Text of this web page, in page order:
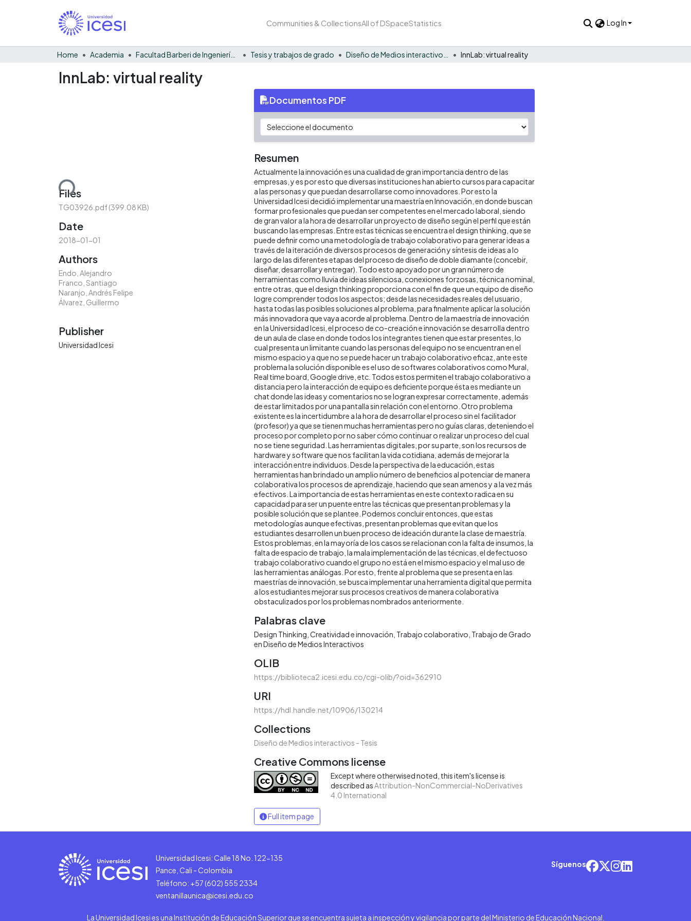
Communities & CollectionsAll of DSpaceStatistics Log In
Home Academia Facultad Barberi de Ingeniería, Diseño y Ciencias Aplicadas Tesis y trabajos de grado InnLab: virtual reality
InnLab: virtual reality
Loading...
Files
TG03926.pdf(399.08 KB)
Date
2018-01-01
Authors
Endo, Alejandro
Franco, Santiago
Naranjo, Andrés Felipe
Álvarez, Guillermo
Publisher
Universidad Icesi
Documentos PDF
Resumen
Actualmente la innovación es una cualidad de gran importancia dentro de las
empresas, y es por esto que diversas instituciones han abierto cursos para capacitar
a las personas y que puedan desarrollarse como innovadores. Por esto la
Universidad Icesi decidió implementar una maestría en Innovación, en donde buscan
formar profesionales que puedan ser competentes en el mercado laboral, siendo
de gran valor a la hora de desarrollar un proyecto de diseño según el perfil que están
buscando las empresas. Entre estas técnicas se encuentra el design thinking, que se
puede definir como una metodología de trabajo colaborativo para generar ideas a
través de la iteración de diversos procesos de generación y síntesis de ideas a lo
largo de las diferentes etapas del proceso de diseño de doble diamante (concebir,
diseñar, desarrollar y entregar). Todo esto apoyado por un gran número de
herramientas como lluvia de ideas silenciosa, conexiones forzosas, técnica nominal,
entre otras, que el design thinking proporciona con el fin de que un equipo de diseño
logre comprender todos los aspectos; desde las necesidades reales del usuario,
hasta todas las posibles soluciones al problema, para finalmente aplicar la solución
más innovadora que vaya acorde al problema. Dentro de la maestría de innovación
en la Universidad Icesi, el proceso de co-creación e innovación se desarrolla dentro
de un aula de clase en donde todos los integrantes tienen que estar presentes, lo
cual presenta un limitante cuando las personas del equipo no se encuentran en el
mismo espacio ya que no se puede hacer un trabajo colaborativo eficaz, ante este
problema la solución disponible es el uso de softwares colaborativos como Mural,
Real time board, Google drive, etc. Todos estos permiten el trabajo colaborativo a
distancia pero la interacción de equipo es deficiente porque ésta es mediante un
chat donde las ideas y comentarios no se logran expresar correctamente, además
de estar limitados por una pantalla sin relación con el entorno. Otro problema
existente es la incertidumbre a la hora de desarrollar el proceso sin el facilitador
(profesor) ya que se tienen muchas herramientas pero no guías claras, deteniendo el
proceso por completo por no saber cómo continuar o realizar un proceso del cual
no se tiene seguridad. Las herramientas digitales, por su parte, son los recursos de
hardware y software que nos facilitan la vida cotidiana, además de mejorar la
interacción entre individuos. Desde la perspectiva de la educación, estas
herramientas han brindado un amplio número de beneficios al potenciar de manera
colaborativa los procesos de aprendizaje, haciendo que sean amenos y a la vez más
efectivos. La importancia de estas herramientas en este contexto radica en su
capacidad para ser un puente entre las técnicas que presentan problemas y la
posible solución que se plantee. Podemos concluir entonces, que estas
metodologías aunque efectivas, presentan problemas que evitan que los
estudiantes desarrollen un buen proceso de ideación durante la clase de maestría.
Estos problemas, en la mayoría de los casos se relacionan con la falta de insumos, la
falta de espacio de trabajo, la mala implementación de las técnicas, el defectuoso
trabajo colaborativo cuando el grupo no está en el mismo espacio y el mal uso de
las herramientas análogas. Por esto, frente al problema que se presenta en las
maestrías de innovación, se busca implementar una herramienta digital que permita
a los estudiantes mejorar sus procesos creativos de manera colaborativa
obstaculizados por los problemas nombrados anteriormente.
Palabras clave
Design Thinking Creatividad e innovación Trabajo colaborativo Trabajo de Grado
en Diseño de Medios Interactivos
OLIB
https://biblioteca2.icesi.edu.co/cgi-olib/?oid=362910
URI
https://hdl.handle.net/10906/130214
Collections
Diseño de Medios interactivos - Tesis
Creative Commons license
Except where otherwised noted, this item's license is
described as Attribution-NonCommercial-NoDerivatives
4.0 International
Full item page
Universidad Icesi: Calle 18 No. 122-135
Pance, Cali - Colombia
Teléfono: +57 (602) 555 2334
ventanillaunica@icesi.edu.co
Síguenos
La Universidad Icesi es una Institución de Educación Superior que se encuentra sujeta a inspección y vigilancia por parte del Ministerio de Educación Nacional.